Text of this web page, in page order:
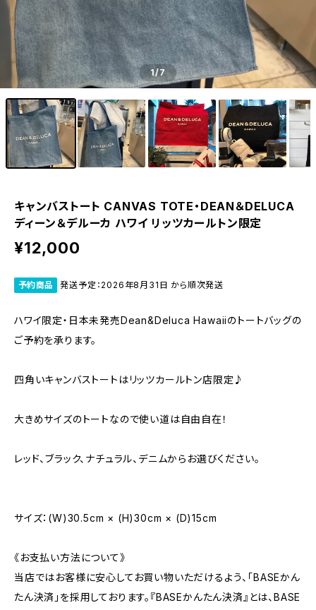
1/7
キャンバストート CANVAS TOTE・DEAN＆DELUCA
ディーン＆デルーカ ハワイ リッツカールトン限定
¥12,000
予約商品 発送予定：2026年8月31日 から順次発送
ハワイ限定・日本未発売Dean&Deluca Hawaiiのトートバッグの
ご予約を承ります。
四角いキャンバストートはリッツカールトン店限定♪
大きめサイズのトートなので使い道は自由自在！
レッド、ブラック、ナチュラル、デニムからお選びください。
サイズ：(W)30.5cm × (H)30cm × (D)15cm
《お支払い方法について》
当店ではお客様に安心してお買い物いただけるよう、「BASEかん
たん決済」を採用しております。『BASEかんたん決済』とは、BASE